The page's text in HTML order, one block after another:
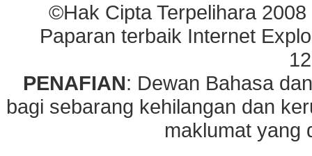
©Hak Cipta Terpelihara
Paparan terbaik Internet
PENAFIAN: Dewan Bahasa
bagi sebarang kehilangan dan
maklumat yang